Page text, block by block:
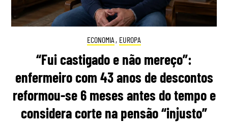
ECONOMIA , EUROPA
“Fui castigado e não mereço”:
enfermeiro com 43 anos de descontos
reformou-se 6 meses antes do tempo e
considera corte na pensão “injusto”